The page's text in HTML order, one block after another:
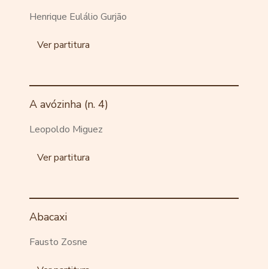
Henrique Eulálio Gurjão
Ver partitura
A avózinha (n. 4)
Leopoldo Miguez
Ver partitura
Abacaxi
Fausto Zosne